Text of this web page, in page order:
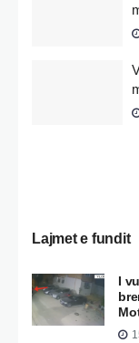
Lajmet e fundit
I